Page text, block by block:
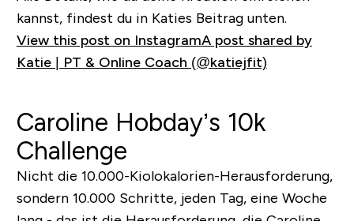
kannst, findest du in Katies Beitrag unten.
View this post on InstagramA post shared by
Katie | PT & Online Coach (@katiejfit)
Caroline Hobday’s 10k
Challenge
Nicht die 10.000-Kiolokalorien-Herausforderung,
sondern 10.000 Schritte, jeden Tag, eine Woche